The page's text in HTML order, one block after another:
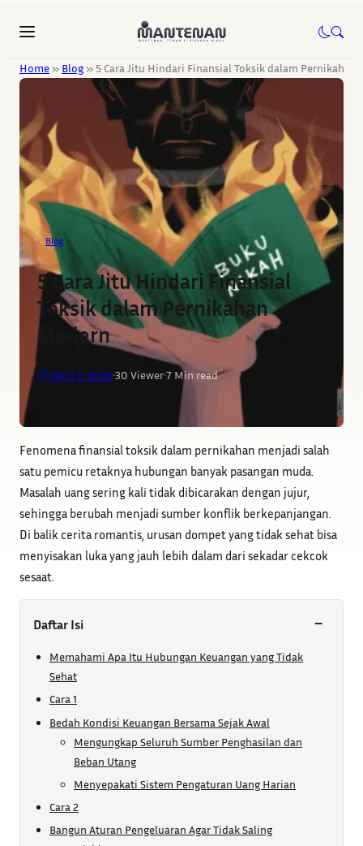
Home » Blog » 5 Cara Jitu Hindari Finansial Toksik dalam Pernikahan
Blog
5 Cara Jitu Hindari Finansial
Toksik dalam Pernikahan
Modern
April 2, 2026•30 Viewer•7 Min read
Fenomena finansial toksik dalam pernikahan menjadi salah
satu pemicu retaknya hubungan banyak pasangan muda.
Masalah uang sering kali tidak dibicarakan dengan jujur,
sehingga berubah menjadi sumber konflik berkepanjangan.
Di balik cerita romantis, urusan dompet yang tidak sehat bisa
menyisakan luka yang jauh lebih dalam dari sekadar cekcok
sesaat.
Daftar Isi −
Memahami Apa Itu Hubungan Keuangan yang Tidak
Sehat
Cara 1
Bedah Kondisi Keuangan Bersama Sejak Awal
Mengungkap Seluruh Sumber Penghasilan dan
Beban Utang
Menyepakati Sistem Pengaturan Uang Harian
Cara 2
Bangun Aturan Pengeluaran Agar Tidak Saling